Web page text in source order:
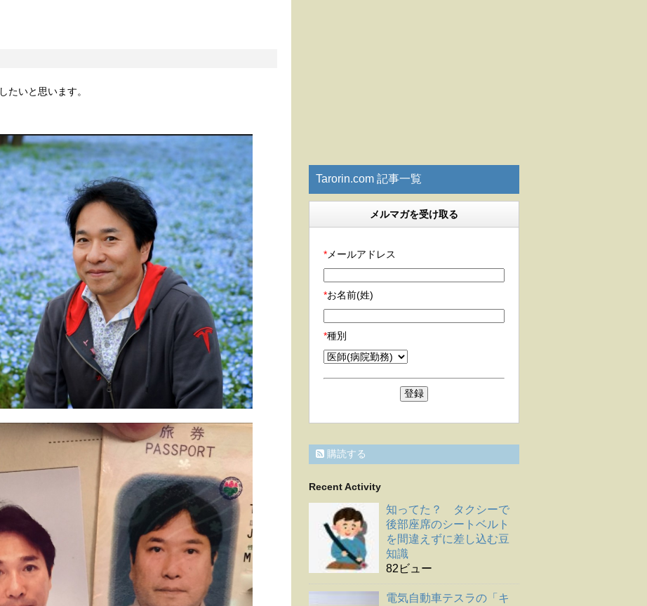
たいと思います。
Tarorin.com 記事一覧
メルマガを受け取る
* メールアドレス
*お名前(姓)
*種別
購読する
Recent Activity
知ってた？ タクシーで
後部座席のシートベルト
を間違えずに差し込む豆
知識
82ビュー
電気自動車テスラの「キ